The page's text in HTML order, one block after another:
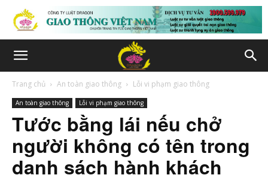
Trang chủ An toàn giao thông Lỗi vi phạm giao thông
An toàn giao thông Lỗi vi phạm giao thông
Tước bằng lái nếu chở
người không có tên trong
danh sách hành khách